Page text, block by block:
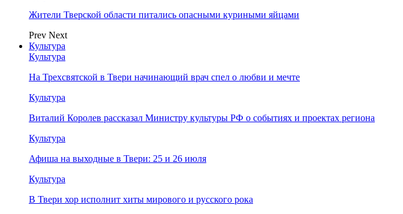
Жители Тверской области питались опасными куриными яйцами
Prev Next
Культура
Культура
На Трехсвятской в Твери начинающий врач спел о любви и мечте
Культура
Виталий Королев рассказал Министру культуры РФ о событиях и проектах региона
Культура
Афиша на выходные в Твери: 25 и 26 июля
Культура
В Твери хор исполнит хиты мирового и русского рока